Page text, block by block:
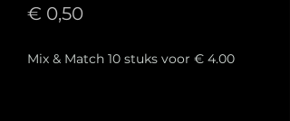
€ 0,50Prijs
Mix & Match 10 stuks voor € 4.00